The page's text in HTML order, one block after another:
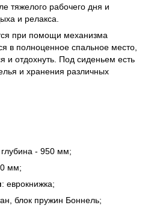
тяжелого рабочего дня и
и релакса.
при помощи механизма
в полноценное спальное место,
и отдохнуть. Под сиденьем есть
и хранения различных
- 950 мм;
мм;
: еврокнижка;
блок пружин Боннель;